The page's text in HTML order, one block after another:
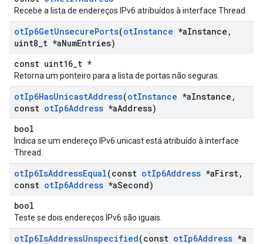
Recebe a lista de endereços IPv6 atribuídos à interface Thread.
otIp6GetUnsecurePorts(otInstance *aInstance ,
uint8 t *aNumEntries)
const uint16_t *
Retorna um ponteiro para a lista de portas não seguras.
otIp6HasUnicastAddress(otInstance *aInstance ,
const otIp6Address *aAddress)
bool
Indica se um endereço IPv6 unicast está atribuído à interface
Thread.
otIp6IsAddressEqual(const otIp6Address *aFirst,
const otIp6Address *aSecond)
bool
Teste se dois endereços IPv6 são iguais.
otIp6IsAddressUnspecified(const otIp6Address *a